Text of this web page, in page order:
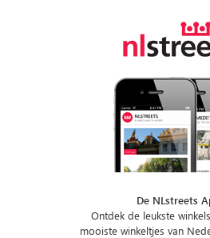
De NLstreets
Ontdek de leukste
mooiste winkeltjes van